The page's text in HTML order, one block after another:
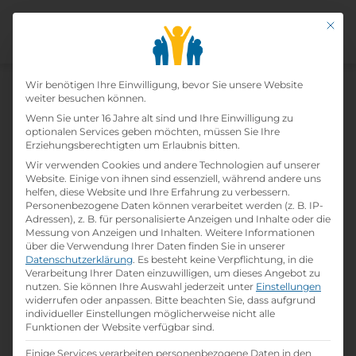
Lehrling Systemgastronomie
(m/w/d)
Home»Offene Lehrstellen» Lehrling
Systemgastronomie (m/w/d)
Details zur Lehrstelle
Referenznummer: 4d03c9f1
folderBranche:
Hotel- / Gastgewerbe
Mit
Datenschutz-
Wir benötigen Ihre Einwilligung, bevor Sie unsere Website
weiter besuchen können.
Wenn Sie unter 16 Jahre alt sind und Ihre Einwilligung zu
optionalen Services geben möchten, müssen Sie Ihre
Erziehungsberechtigten um Erlaubnis bitten.
Wir verwenden Cookies und andere Technologien auf unserer
Website. Einige von ihnen sind essenziell, während andere uns
helfen, diese Website und Ihre Erfahrung zu verbessern.
Personenbezogene Daten können verarbeitet werden (z. B. IP-
Adressen), z. B. für personalisierte Anzeigen und Inhalte oder die
Messung von Anzeigen und Inhalten. Weitere Informationen
über die Verwendung Ihrer Daten finden Sie in unserer
Datenschutzerklärung. Es besteht keine Verpflichtung, in die
Verarbeitung Ihrer Daten einzuwilligen, um dieses Angebot zu
nutzen. Sie können Ihre Auswahl jederzeit unter Einstellungen
widerrufen oder anpassen. Bitte beachten Sie, dass aufgrund
individueller Einstellungen möglicherweise nicht alle
Funktionen der Website verfügbar sind.
Einige Services verarbeiten personenbezogene Daten in den